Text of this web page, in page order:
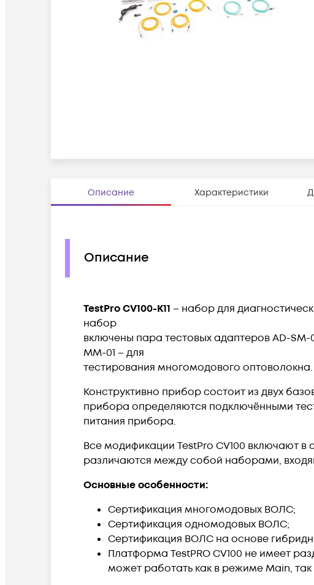
Описание Характеристики
Описание
TestPro CV100-К11 – набор для
набор
включены пара тестовых адаптеров AD-
MM-01 – для
тестирования многомодового оптоволокна.
Конструктивно прибор состоит из двух
прибора определяются подключёнными
питания прибора.
Все модификации TestPro CV100 включают
различаются между собой наборами,
Основные особенности:
Сертификация многомодовых ВОЛС;
Сертификация одномодовых ВОЛС;
Сертификация ВОЛС на основе
Платформа TestPRO CV100 не имеет
может работать как в режиме Main, так